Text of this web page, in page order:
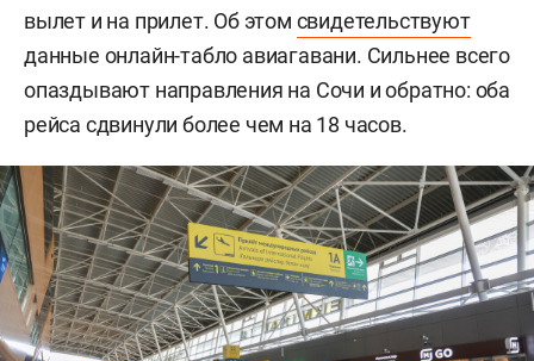
вылет и на прилет. Об этом свидетельствуют
данные онлайн-табло авиагавани. Сильнее всего
опаздывают направления на Сочи и обратно: оба
рейса сдвинули более чем на 18 часов.